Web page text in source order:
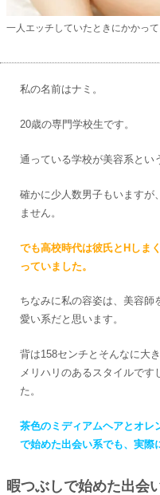
一人エッチしていたときにかかっ
私の名前はナミ。
20歳の専門学校生です。
通っている学校が美容系とい
確かに少人数男子もいますが
ません。
でも高校時代は彼氏とHしま
っていました。
ちなみに私の容姿は、美容師
愛い系だと思います。
背は158センチとそんなに大
メリハリのあるスタイルです
た。
茶色のミディアムヘアとオレ
で始めた出会い系でも、実際
暇つぶしで始めた出会